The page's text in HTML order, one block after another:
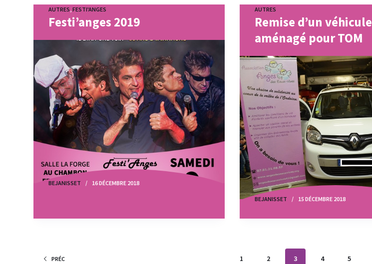
AUTRES ,FESTI'ANGES
Festi’anges 2019
BEJANISSET 16 DÉCEMBRE 2018
AUTRES
Remise d’un véhicule
aménagé pour TOM
BEJANISSET 15 DÉCEMBRE 2018
PRÉC 1 2 3 4 5